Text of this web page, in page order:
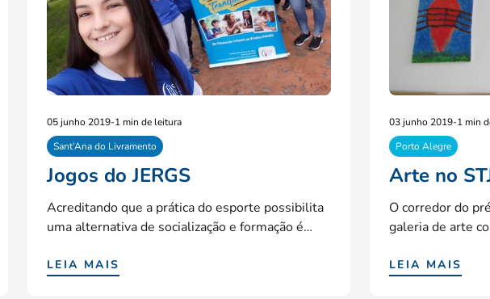
05 junho 2019-1 min de leitura
Sant’Ana do Livramento
Jogos do JERGS
Acreditando que a prática do esporte possibilita
uma alternativa de socialização e formação é…
LEIA MAIS
03 junho 2019-1 min
Porto Alegre
Arte no
O corredor do
galeria de arte
LEIA MAIS